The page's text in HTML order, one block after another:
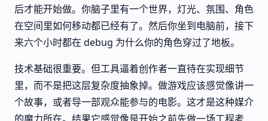
后才能开始做。你脑子里有一个世界，灯光、氛围、角色
在空间里如何移动都已经有了。然后你坐到电脑前，接下
来六个小时都在 debug 为什么你的角色穿过了地板。
技术基础很重要。但工具逼着创作者一直待在实现细节
里，而不是把这层复杂度抽象掉。做游戏应该感觉像讲一
个故事，或者导一部观众能参与的电影。这才是这种媒介